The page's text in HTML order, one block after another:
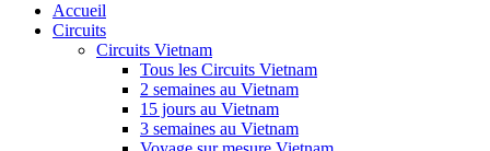
Accueil
Circuits
Circuits Vietnam
Tous les Circuits Vietnam
2 semaines au Vietnam
15 jours au Vietnam
3 semaines au Vietnam